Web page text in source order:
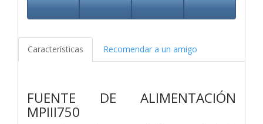
Características Recomendar a un amigo
FUENTE DE ALIMENTACIÓN
MPIII750